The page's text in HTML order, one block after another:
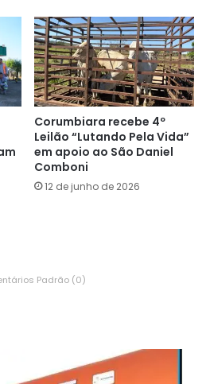
Corumbiara recebe 4º
Leilão “Lutando Pela Vida”
em apoio ao São Daniel
Comboni
12 de junho de 2026
Padrão (0)